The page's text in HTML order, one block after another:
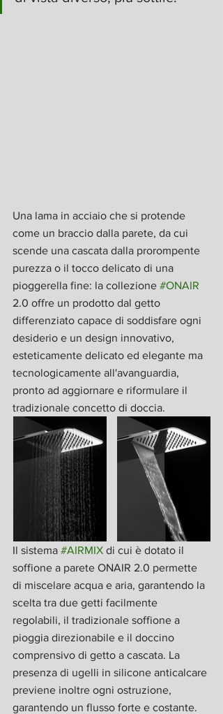
Una lama in acciaio che si protende
come un braccio dalla parete, da cui
scende una cascata dalla prorompente
purezza o il tocco delicato di una
pioggerella fine: la collezione #ONAIR
2.0 offre un prodotto dal getto
differenziato capace di soddisfare ogni
desiderio e un design innovativo,
esteticamente delicato ed elegante ma
tecnologicamente all'avanguardia,
pronto ad aggiornare e riformulare il
tradizionale concetto di doccia.
Il sistema #AIRMIX di cui è dotato il
soffione a parete ONAIR 2.0 permette
di miscelare acqua e aria, garantendo la
scelta tra due getti facilmente
regolabili, il tradizionale soffione a
pioggia direzionabile e il doccino
comprensivo di getto a cascata. La
presenza di ugelli in silicone anticalcare
previene inoltre ogni ostruzione,
garantendo un flusso forte e costante.